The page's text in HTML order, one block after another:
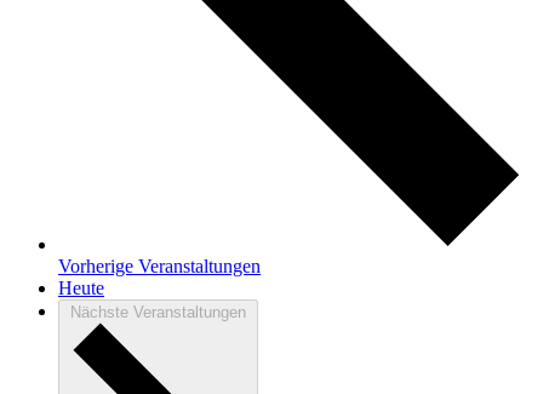
Vorherige Veranstaltungen
Heute
Nächste Veranstaltungen